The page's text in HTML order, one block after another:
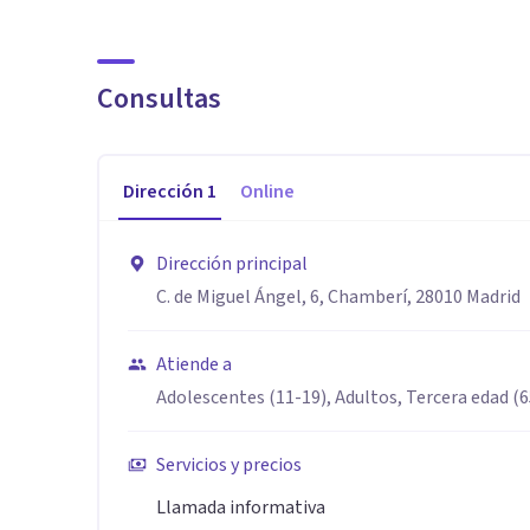
Además realizamos formaciones sobre sexualidad y
reconectar.
Para más información no dudes en ponerte en
Consultas
Dirección 1 Online
Dirección principal
C. de Miguel Ángel, 6, Chamberí, 28010 Madrid
Atiende a
Adolescentes (11-19), Adultos, Tercera edad
Servicios y precios
Llamada informativa